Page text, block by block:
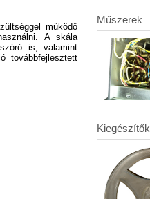
működő
A skála
is, valamint
továbbfejlesztett
Műszerek
Kiegészítők